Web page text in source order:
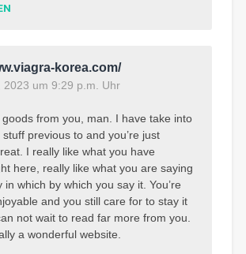
korea.com/
2023 um 9:29 p.m. Uhr
from you, man. I have take into
previous to and you’re just
I really like what you have
here, really like what you are saying
in which by which you say it. You’re
and you still care for to stay it
not wait to read far more from you.
a wonderful website.